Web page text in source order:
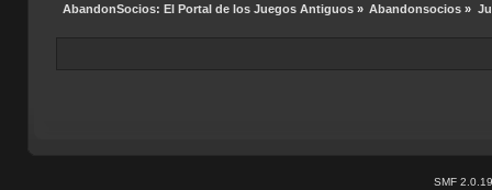
AbandonSocios: El Portal de los Juegos Antiguos» Abandonsocios »
SMF 2.0.19